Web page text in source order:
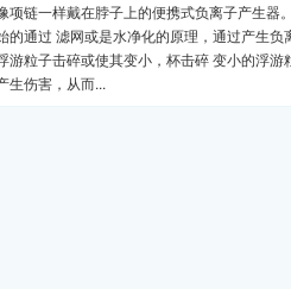
项链一样戴在脖子上的便携式负离子产生器
的通过 滤网或是水净化的原理，通过产生负
游粒子击碎或使其变小，杯击碎 变小的浮游
生伤害，从而...